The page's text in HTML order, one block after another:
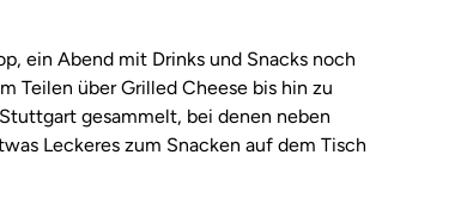
ein Abend mit Drinks und Snacks noch
Teilen über Grilled Cheese bis hin zu
gesammelt, bei denen neben
Leckeres zum Snacken auf dem Tisch